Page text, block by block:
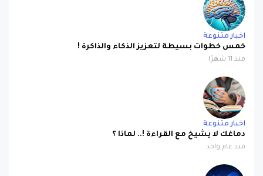
اخبار متنوعة
خمس خطوات بسيطة لتعزيز الذكاء والذاكرة !
منذ 11 شهرًا
اخبار متنوعة
دماغك لا يشيخ مع القراءة !.. لماذا ؟
منذ عام واحد